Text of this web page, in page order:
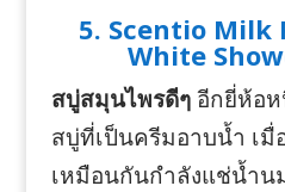
5. Scentio Milk
White
สบู่สมุนไพรดีๆอีกยี่ห้อห
สบู่ที่เป็นครีมอาบน้ำ เมื่
เหมือนกันกำลังแช่น้ำน